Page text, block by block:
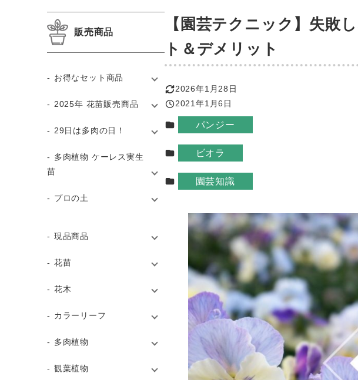
【園芸テクニック】失敗
ト＆デメリット
更新日
2026年1月28日
投稿日
2021年1月6日
カテゴリーパンジー
カテゴリービオラ
カテゴリー園芸知識
販売商品
お得なセット商品
2025年 花苗販売商品
29日は多肉の日！
多肉植物 ケーレス実生
苗
プロの土
現品商品
花苗
花木
カラーリーフ
多肉植物
観葉植物